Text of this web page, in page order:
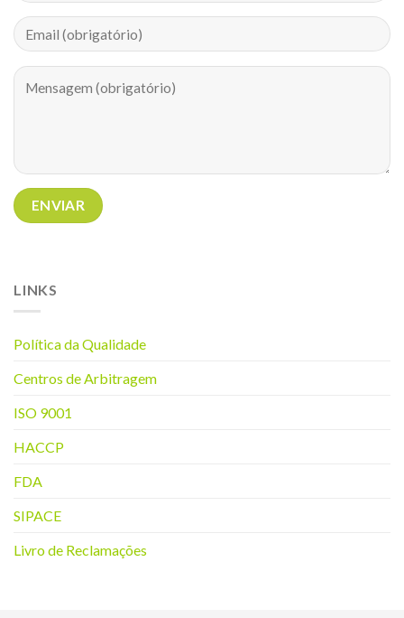
LINKS
Política da Qualidade
Centros de Arbitragem
ISO 9001
HACCP
FDA
SIPACE
Livro de Reclamações